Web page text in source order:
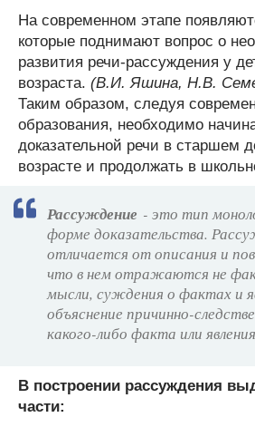
На современном этапе
которые поднимают вопрос о
развития речи-рассуждения у
возраста. (В.И. Яшина, Н.В.
Таким образом, следуя
образования, необходимо
доказательной речи в старшем
возрасте и продолжать в
Рассуждение - это тип
форме доказательства.
отличается от описания и
что в нем отражаются не
мысли, суждения о фактах и
объяснение причинно-
какого-либо факта или явления
В построении рассуждения
части: